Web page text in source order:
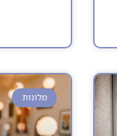
מלונות